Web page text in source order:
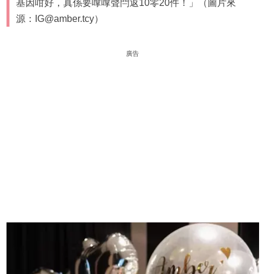
基因咁好，真係要嗱嗱聲閂返10零20件！」（圖片來
源：IG@amber.tcy）
廣告